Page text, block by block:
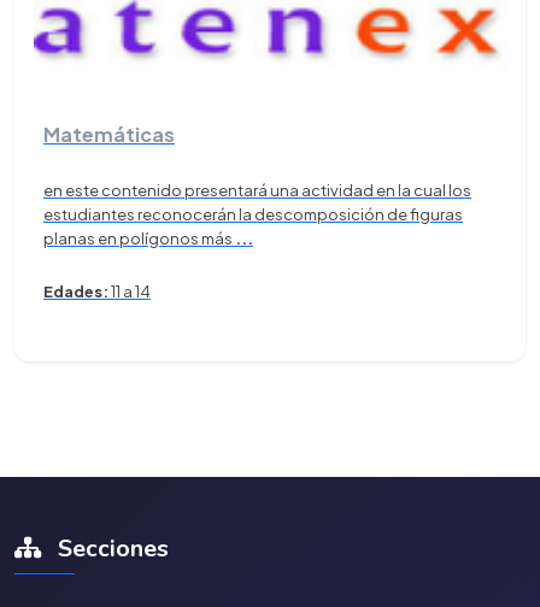
Matemáticas
en este contenido presentará una actividad en la cual los
estudiantes reconocerán la descomposición de figuras
planas en polígonos más ...
Edades:11 a 14
Secciones